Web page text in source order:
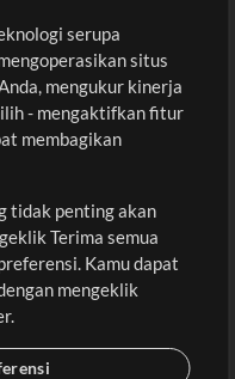
Keranjang
serupa
situs
mengukur kinerja
- mengaktifkan fitur
membagikan
tidak penting akan
Terima semua
Kamu dapat
mengeklik